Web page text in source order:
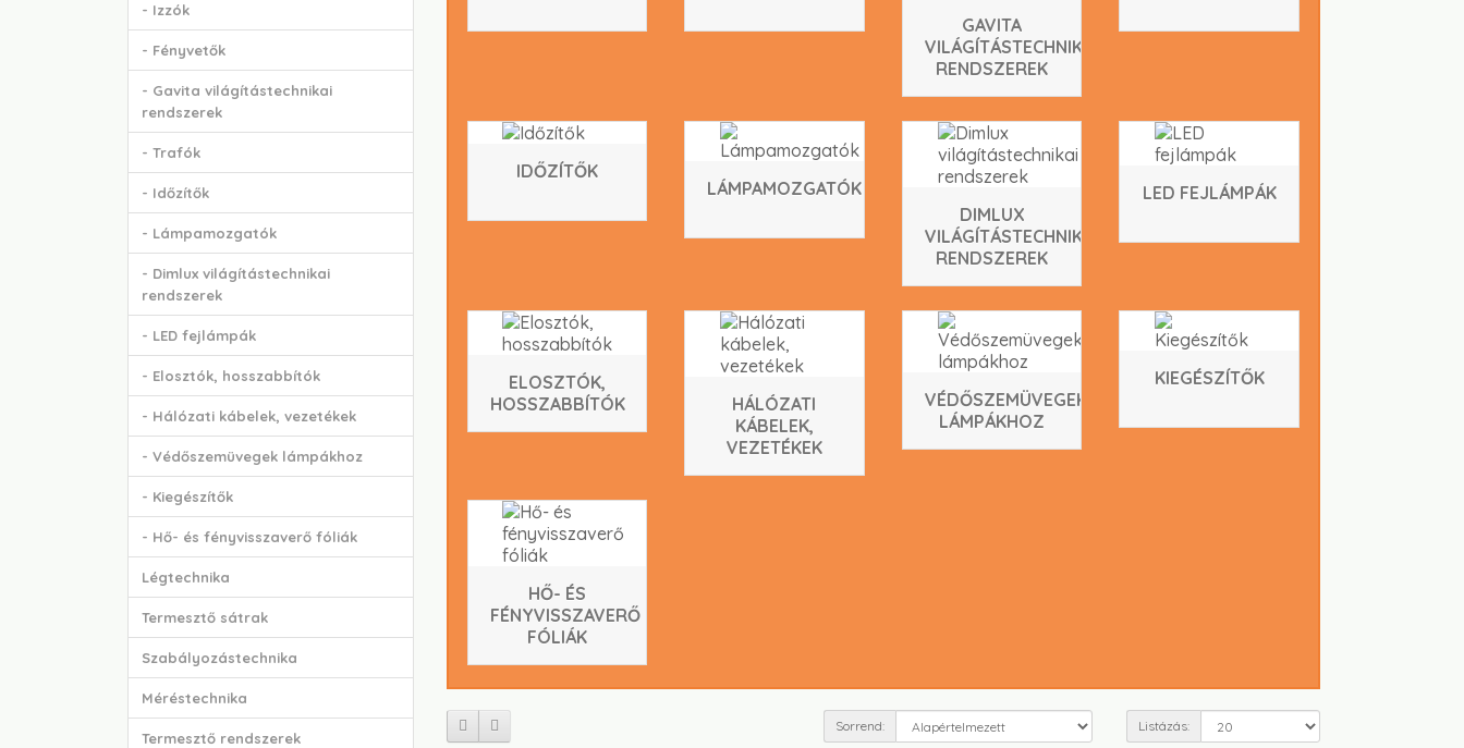
- Izzók
- Fényvetők
- Gavita világítástechnikai
rendszerek
- Trafók
- Időzítők
- Lámpamozgatók
- Dimlux világítástechnikai
rendszerek
- LED fejlámpák
- Elosztók, hosszabbítók
- Hálózati kábelek, vezetékek
- Védőszemüvegek lámpákhoz
- Kiegészítők
- Hő- és fényvisszaverő fóliák
Légtechnika
Termesztő sátrak
Szabályozástechnika
Méréstechnika
Termesztő rendszerek
GAVITA
VILÁGÍTÁSTECHNIKAI
RENDSZEREK
IDŐZÍTŐK
LÁMPAMOZGATÓK
DIMLUX
VILÁGÍTÁSTECHNIKAI
RENDSZEREK
LED FEJLÁMPÁK
ELOSZTÓK,
HOSSZABBÍTÓK
HÁLÓZATI
KÁBELEK,
VEZETÉKEK
VÉDŐSZEMÜVEGEK
LÁMPÁKHOZ
KIEGÉSZÍTŐK
HŐ- ÉS
FÉNYVISSZAVERŐ
FÓLIÁK
Sorrend: Listázás: